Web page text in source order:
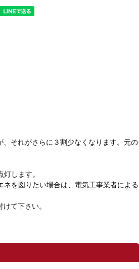
それがさらに３割少なくなります。元の
します。
を図りたい場合は、電気工事業者による
て下さい。